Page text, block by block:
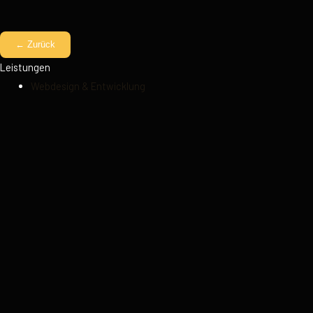
← Zurück
Leistungen
Webdesign & Entwicklung